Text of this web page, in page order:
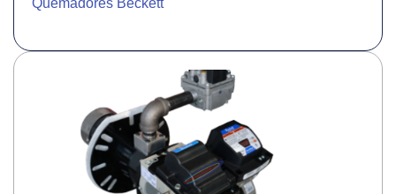
Quemadores Beckett